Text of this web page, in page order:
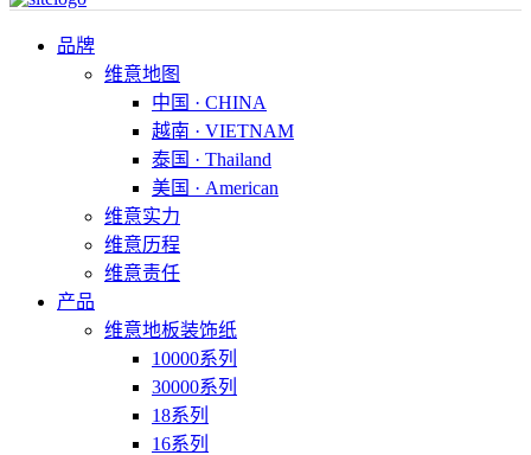
品牌
维意地图
中国 · CHINA
越南 · VIETNAM
泰国 · Thailand
美国 · American
维意实力
维意历程
维意责任
产品
维意地板装饰纸
10000系列
30000系列
18系列
16系列